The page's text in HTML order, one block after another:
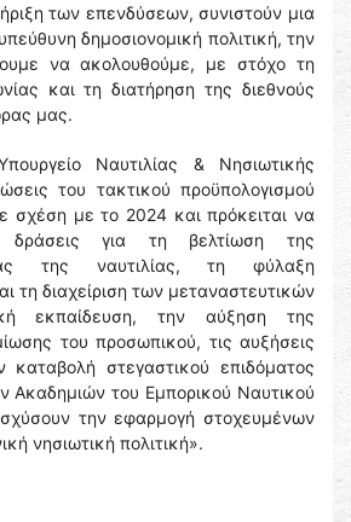
των επενδύσεων, συνιστούν μια
δημοσιονομική πολιτική, την
να ακολουθούμε, με στόχο τη
και τη διατήρηση της διεθνούς
μας.
Ναυτιλίας & Νησιωτικής
του τακτικού προϋπολογισμού
σχέση με το 2024 και πρόκειται να
δράσεις για τη βελτίωση της
της ναυτιλίας, τη φύλαξη
τη διαχείριση των μεταναστευτικών
εκπαίδευση, την αύξηση της
του προσωπικού, τις αυξήσεις
καταβολή στεγαστικού επιδόματος
Ακαδημιών του Εμπορικού Ναυτικού
την εφαρμογή στοχευμένων
νησιωτική πολιτική».